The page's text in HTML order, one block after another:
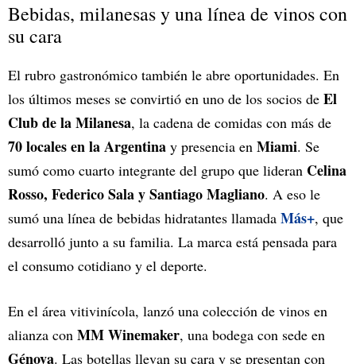
Bebidas, milanesas y una línea de vinos con
su cara
El rubro gastronómico también le abre oportunidades. En
los últimos meses se convirtió en uno de los socios de El
Club de la Milanesa, la cadena de comidas con más de
70 locales en la Argentina y presencia en Miami. Se
sumó como cuarto integrante del grupo que lideran Celina
Rosso, Federico Sala y Santiago Magliano. A eso le
sumó una línea de bebidas hidratantes llamada Más+, que
desarrolló junto a su familia. La marca está pensada para
el consumo cotidiano y el deporte.
En el área vitivinícola, lanzó una colección de vinos en
alianza con MM Winemaker, una bodega con sede en
Génova. Las botellas llevan su cara y se presentan con